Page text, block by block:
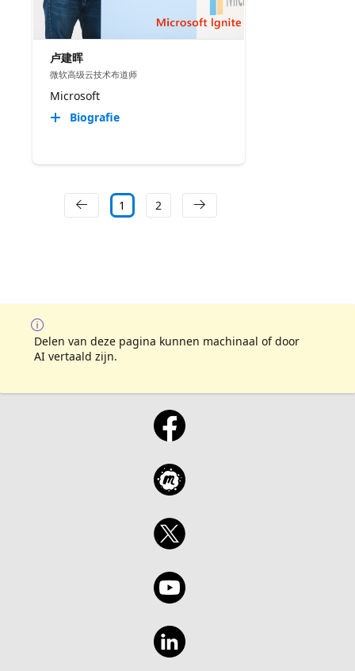
卢建晖
微软高级云技术布道师
Microsoft
Biografie
1 2
Delen van deze pagina kunnen machinaal of door
AI vertaald zijn.